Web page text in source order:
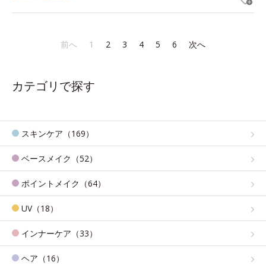
前へ 1 2 3 4 5 6 次へ
カテゴリで探す
スキンケア（169）
ベースメイク（52）
ポイントメイク（64）
UV（18）
インナーケア（33）
ヘア（16）